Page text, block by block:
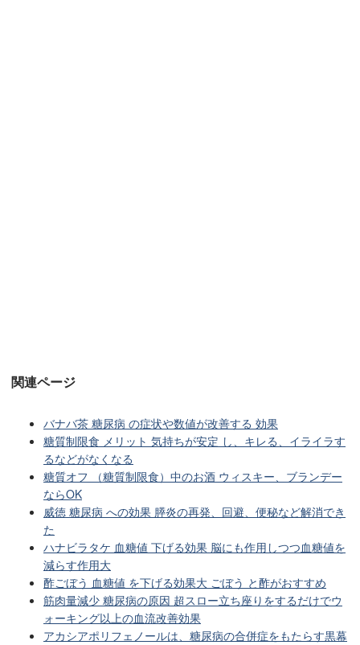
関連ページ
バナバ茶 糖尿病 の症状や数値が改善する 効果
糖質制限食 メリット 気持ちが安定 し、キレる、イライラす
るなどがなくなる
糖質オフ （糖質制限食）中のお酒 ウィスキー、ブランデー
ならOK
威徳 糖尿病 への効果 膵炎の再発、回避、便秘など解消でき
た
ハナビラタケ 血糖値 下げる効果 脳にも作用しつつ血糖値を
減らす作用大
酢ごぼう 血糖値 を下げる効果大 ごぼう と酢がおすすめ
筋肉量減少 糖尿病の原因 超スロー立ち座りをするだけでウ
ォーキング以上の血流改善効果
アカシアポリフェノールは、糖尿病の合併症をもたらす黒幕